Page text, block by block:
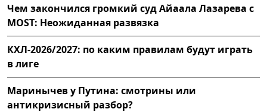
Чем закончился громкий суд Айаала Лазарева с
MOST: Неожиданная развязка
КХЛ-2026/2027: по каким правилам будут играть
в лиге
Маринычев у Путина: смотрины или
антикризисный разбор?